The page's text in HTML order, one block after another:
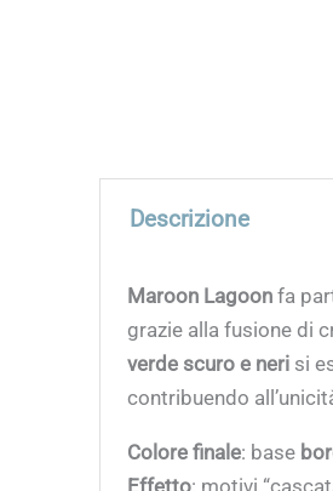
Descrizione
Maroon Lagoon fa
grazie alla fusione di
verde scuro e neri si
contribuendo
Colore finale: base